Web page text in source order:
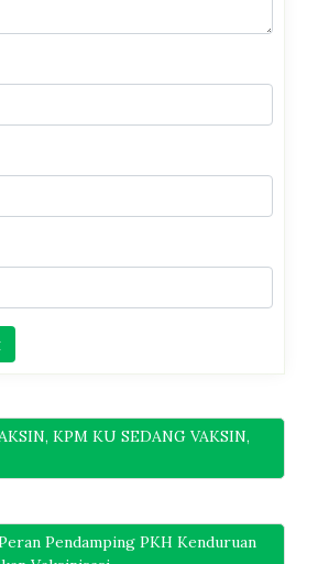
KPM KU SEDANG VAKSIN,
Pendamping PKH Kenduruan